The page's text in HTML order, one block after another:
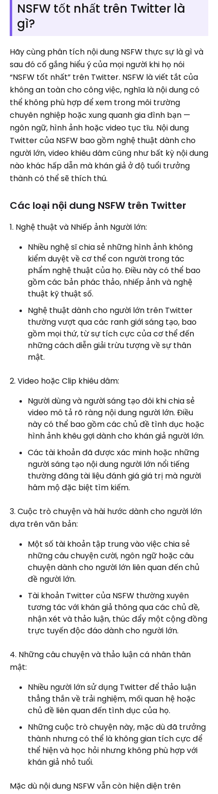
NSFW tốt nhất trên Twitter là
gì?
Hãy cùng phân tích nội dung NSFW thực sự là gì và
sau đó cố gắng hiểu ý của mọi người khi họ nói
“NSFW tốt nhất” trên Twitter. NSFW là viết tắt của
không an toàn cho công việc, nghĩa là nội dung có
thể không phù hợp để xem trong môi trường
chuyên nghiệp hoặc xung quanh gia đình bạn —
ngôn ngữ, hình ảnh hoặc video tục tĩu. Nội dung
Twitter của NSFW bao gồm nghệ thuật dành cho
người lớn, video khiêu dâm cũng như bất kỳ nội dung
nào khác hấp dẫn mà khán giả ở độ tuổi trưởng
thành có thể sẽ thích thú.
Các loại nội dung NSFW trên Twitter
1. Nghệ thuật và Nhiếp ảnh Người lớn:
Nhiều nghệ sĩ chia sẻ những hình ảnh không
kiểm duyệt về cơ thể con người trong tác
phẩm nghệ thuật của họ. Điều này có thể bao
gồm các bản phác thảo, nhiếp ảnh và nghệ
thuật kỹ thuật số.
Nghệ thuật dành cho người lớn trên Twitter
thường vượt qua các ranh giới sáng tạo, bao
gồm mọi thứ, từ sự tích cực của cơ thể đến
những cách diễn giải trừu tượng về sự thân
mật.
2. Video hoặc Clip khiêu dâm:
Người dùng và người sáng tạo đôi khi chia sẻ
video mô tả rõ ràng nội dung người lớn. Điều
này có thể bao gồm các chủ đề tình dục hoặc
hình ảnh khêu gợi dành cho khán giả người lớn.
Các tài khoản đã được xác minh hoặc những
người sáng tạo nội dung người lớn nổi tiếng
thường đăng tài liệu đánh giá giá trị mà người
hâm mộ đặc biệt tìm kiếm.
3. Cuộc trò chuyện và hài hước dành cho người lớn
dựa trên văn bản:
Một số tài khoản tập trung vào việc chia sẻ
những câu chuyện cười, ngôn ngữ hoặc câu
chuyện dành cho người lớn liên quan đến chủ
đề người lớn.
Tài khoản Twitter của NSFW thường xuyên
tương tác với khán giả thông qua các chủ đề,
nhận xét và thảo luận, thúc đẩy một cộng đồng
trực tuyến độc đáo dành cho người lớn.
4. Những câu chuyện và thảo luận cá nhân thân
mật:
Nhiều người lớn sử dụng Twitter để thảo luận
thẳng thắn về trải nghiệm, mối quan hệ hoặc
chủ đề liên quan đến tình dục của họ.
Những cuộc trò chuyện này, mặc dù đã trưởng
thành nhưng có thể là không gian tích cực để
thể hiện và học hỏi nhưng không phù hợp với
khán giả nhỏ tuổi.
Mặc dù nội dung NSFW vẫn còn hiện diện trên